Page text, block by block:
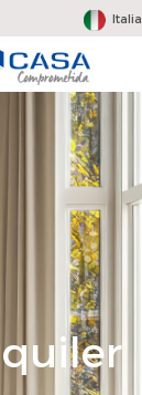
Italia